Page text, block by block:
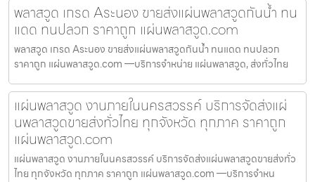
พลาสวูด เกรด Aระนอง ขายส่งแผ่นพลาสวูดกันน้ำ ทน
แดด ทนปลวก ราคาถูก แผ่นพลาสวูด.com
พลาสวูด เกรด Aระนอง ขายส่งแผ่นพลาสวูดกันน้ำ ทนแดด ทนปลวก
ราคาถูก แผ่นพลาสวูด.com —บริการจำหน่าย แผ่นพลาสวูด, ส่งทั่วไทย
แผ่นพลาสวูด งานภายในนครสวรรค์ บริการจัดส่งแผ่
นพลาสวูดขายส่งทั่วไทย ทุกจังหวัด ทุกภาค ราคาถูก
แผ่นพลาสวูด.com
แผ่นพลาสวูด งานภายในนครสวรรค์ บริการจัดส่งแผ่นพลาสวูดขายส่งทั่ว
ไทย ทุกจังหวัด ทุกภาค ราคาถูก แผ่นพลาสวูด.com —บริการจำหน